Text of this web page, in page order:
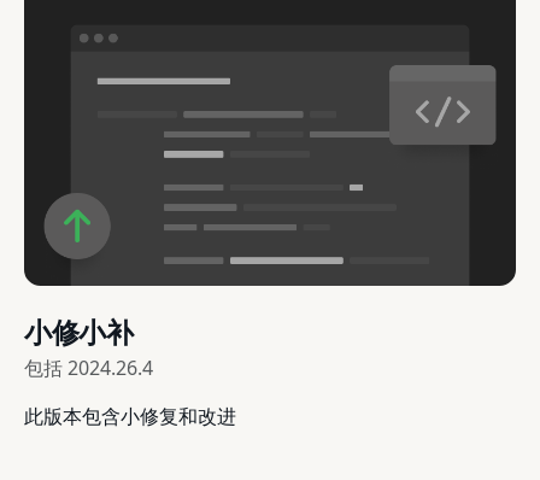
小修小补
包括2024.26.4
此版本包含小修复和改进